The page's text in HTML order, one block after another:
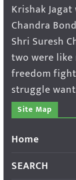
Krishak
Chandra
Shri Suresh
two were
freedom
struggle
Site Map
Home
SEARCH